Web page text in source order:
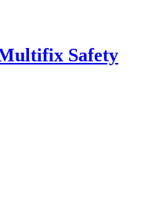
Safety